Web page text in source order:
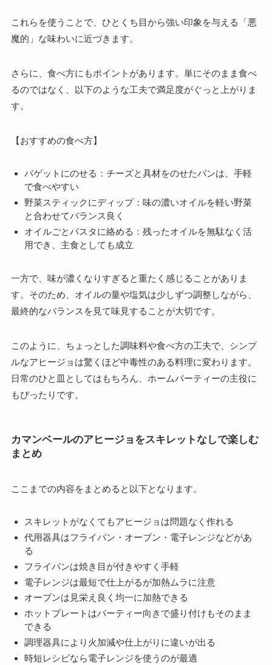
これらを使うことで、ひとくち目から強い印象を与える「悪
魔的」な味わいに近づきます。
さらに、食べ方にもポイントがあります。単にそのまま食べ
るのではなく、以下のような工夫で満足度がぐっと上がりま
す。
【おすすめの食べ方】
バゲットにのせる：チーズと具材をのせたパンは、手軽
で食べやすい
野菜スティックにディップ：味の濃いオイルを軽い野菜
と合わせてバランス良く
オイルごとパスタに絡める：残ったオイルを無駄なく活
用でき、主食としても成立
一方で、味が濃くなりすぎると重たく感じることがありま
す。そのため、オイルの量や塩気は少しずつ調整しながら、
最終的なバランスを見て味見することが大切です。
このように、ちょっとした調味料や食べ方の工夫で、シンプ
ルなアヒージョは驚くほど中毒性のある料理に変わります。
日常のひと皿としてはもちろん、ホームパーティーの主役に
もぴったりです。
カマンベールのアヒージョをスキレットなしで楽しむ
まとめ
ここまでの内容をまとめると以下となります。
スキレットがなくてもアヒージョは問題なく作れる
代用器具はフライパン・オーブン・電子レンジなどがあ
る
フライパンは焼き目が付きやすく手軽
電子レンジは最短で仕上がるが加熱ムラに注意
オーブンは見栄え良く均一に加熱できる
ホットプレートはパーティー向きで盛り付けもそのまま
できる
調理器具により火加減や仕上がりに違いが出る
時短レシピなら電子レンジを使うのが最適